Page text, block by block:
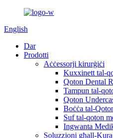
English
Dar
Prodotti
Aċċessorji kirurġiċi
Kuxxinett tal-
Qoton Dental
Tampun tal-
Qoton
Boċċa tal-
Suf tal-qoton
Ingwanta
Soluzzjoni għall-